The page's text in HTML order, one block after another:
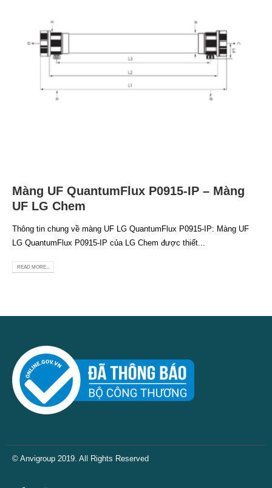
Màng UF QuantumFlux P0915-IP – Màng
UF LG Chem
Thông tin chung về màng UF LG QuantumFlux P0915-IP: Màng UF
LG QuantumFlux P0915-IP của LG Chem được thiết...
READ MORE...
© Anvigroup 2019. All Rights Reserved